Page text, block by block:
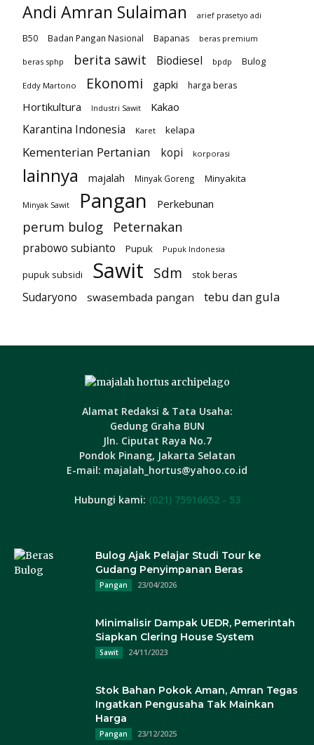
Andi Amran Sulaiman arief prasetyo adi
B50 Badan Pangan Nasional Bapanas beras premium
beras sphp berita sawit Biodiesel bpdp Bulog
Eddy Martono Ekonomi gapki harga beras
Hortikultura Industri Sawit Kakao
Karantina Indonesia Karet kelapa
Kementerian Pertanian kopi korporasi
lainnya majalah Minyak Goreng Minyakita
Minyak Sawit Pangan Perkebunan
perum bulog Peternakan
prabowo subianto Pupuk Pupuk Indonesia
pupuk subsidi Sawit Sdm stok beras
Sudaryono swasembada pangan tebu dan gula
Alamat Redaksi & Tata Usaha:
Gedung Graha BUN
Jln. Ciputat Raya No.7
Pondok Pinang, Jakarta Selatan
E-mail: majalah_hortus@yahoo.co.id
Hubungi kami: (021) 75916652 - 53
Bulog Ajak Pelajar Studi Tour ke
Gudang Penyimpanan Beras
Pangan 23/04/2026
Minimalisir Dampak UEDR, Pemerintah
Siapkan Clering House System
Sawit 24/11/2023
Stok Bahan Pokok Aman, Amran Tegas
Ingatkan Pengusaha Tak Mainkan
Harga
Pangan 23/12/2025